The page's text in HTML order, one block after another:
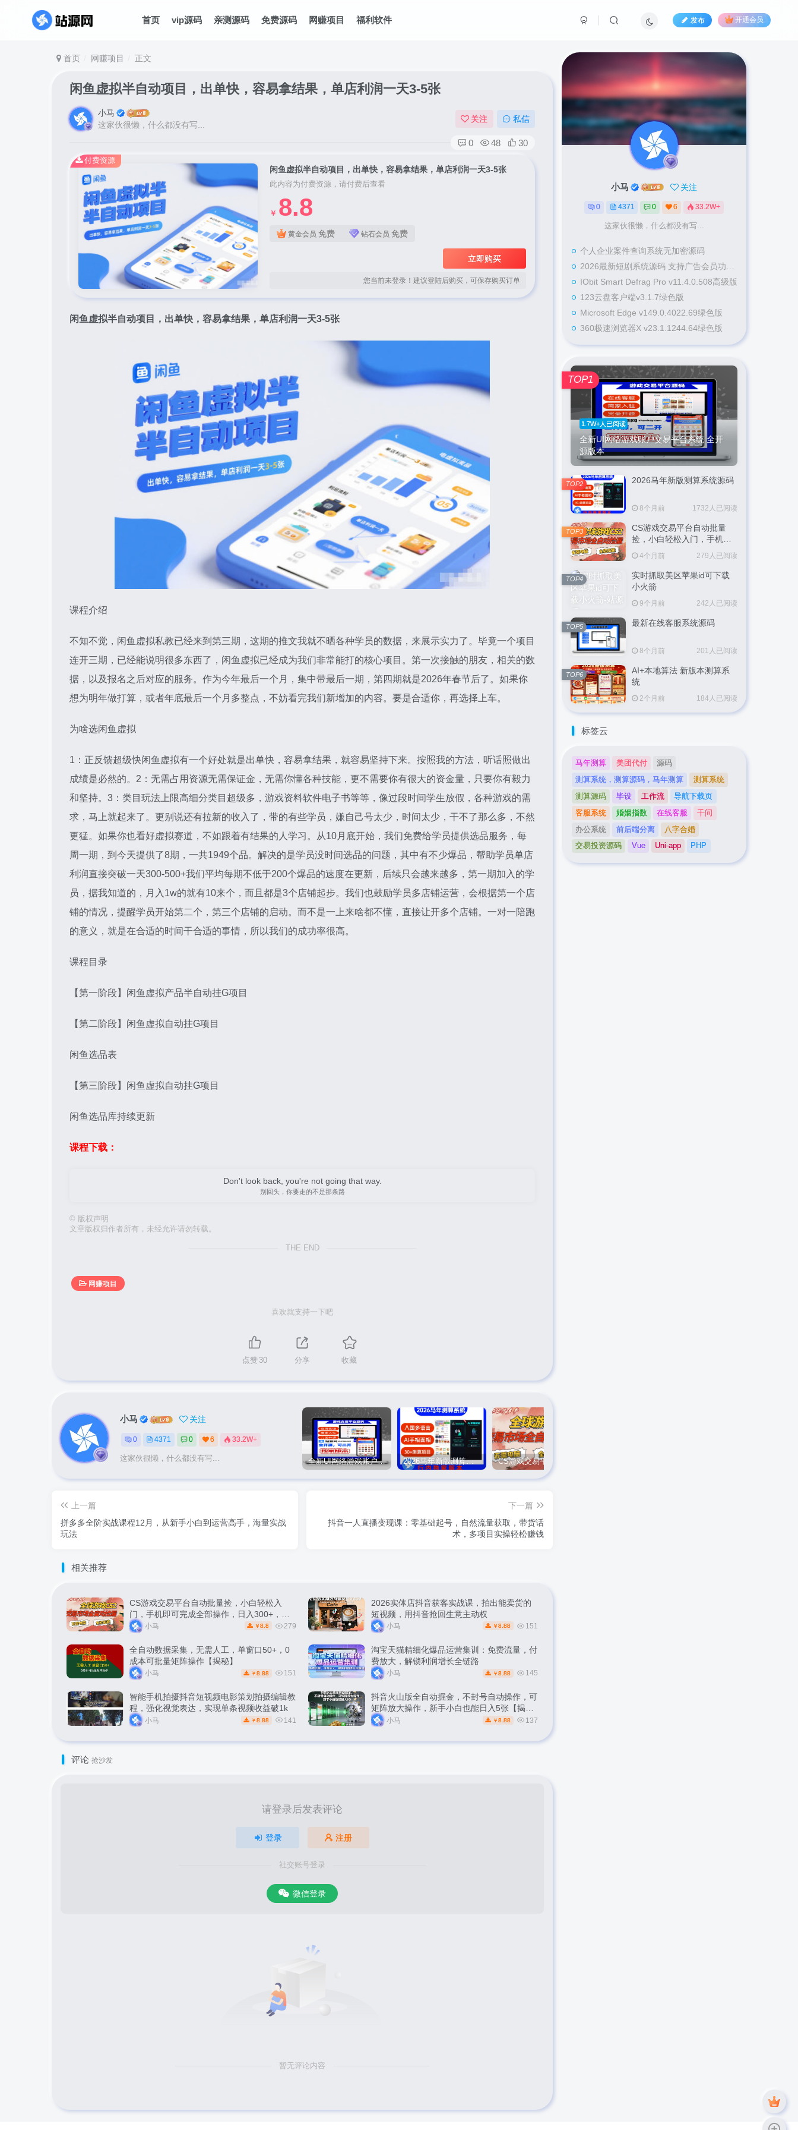
首页 vip源码 亲测源码 免费源码 网赚项目 福利软件 发布 开通会员
首页 网赚项目 正文
闲鱼虚拟半自动项目，出单快，容易拿结果，单店利润一天3-5张
小马
这家伙很懒，什么都没有写...
关注 私信
0 48 30
闲鱼虚拟半自动项目，出单快，容易拿结果，单店利润一天3-5张
此内容为付费资源，请付费后查看
￥ 8.8
黄金会员 免费 钻石会员 免费
立即购买
您当前未登录！建议登陆后购买，可保存购买订单
付费资源
闲鱼虚拟半自动项目，出单快，容易拿结果，单店利润一天3-5张
课程介绍
不知不觉，闲鱼虚拟私教已经来到第三期，这期的推文我就不晒各种学员的数据，来展示实力了。毕竟一个项目
连开三期，已经能说明很多东西了，闲鱼虚拟已经成为我们非常能打的核心项目。第一次接触的朋友，相关的数
据，以及报名之后对应的服务。作为今年最后一个月，集中带最后一期，第四期就是2026年春节后了。如果你
想为明年做打算，或者年底最后一个月多整点，不妨看完我们新增加的内容。要是合适你，再选择上车。
为啥选闲鱼虚拟
1：正反馈超级快闲鱼虚拟有一个好处就是出单快，容易拿结果，就容易坚持下来。按照我的方法，听话照做出
成绩是必然的。2：无需占用资源无需保证金，无需你懂各种技能，更不需要你有很大的资金量，只要你有毅力
和坚持。3：类目玩法上限高细分类目超级多，游戏资料软件电子书等等，像过段时间学生放假，各种游戏的需
求，马上就起来了。更别说还有拉新的收入了，带的有些学员，嫌自己号太少，时间太少，干不了那么多，不然
更猛。如果你也看好虚拟赛道，不如跟着有结果的人学习。从10月底开始，我们免费给学员提供选品服务，每
周一期，到今天提供了8期，一共1949个品。解决的是学员没时间选品的问题，其中有不少爆品，帮助学员单店
利润直接突破一天300-500+我们平均每期不低于200个爆品的速度在更新，后续只会越来越多，第一期加入的学
员，据我知道的，月入1w的就有10来个，而且都是3个店铺起步。我们也鼓励学员多店铺运营，会根据第一个店
铺的情况，提醒学员开始第二个，第三个店铺的启动。而不是一上来啥都不懂，直接让开多个店铺。一对一陪跑
的意义，就是在合适的时间干合适的事情，所以我们的成功率很高。
课程目录
【第一阶段】闲鱼虚拟产品半自动挂G项目
【第二阶段】闲鱼虚拟自动挂G项目
闲鱼选品表
【第三阶段】闲鱼虚拟自动挂G项目
闲鱼选品库持续更新
课程下载：
Don't look back, you're not going that way.
别回头，你要走的不是那条路
© 版权声明
文章版权归作者所有，未经允许请勿转载。
THE END
网赚项目
喜欢就支持一下吧
点赞 30 分享 收藏
小马 关注
0 4371 0 6 33.2W+
这家伙很懒，什么都没有写... 全新UI网络游戏账户交易平台系统 全开源版本 2026马年新版测算系统源码
上一篇
拼多多全阶实战课程12月，从新手小白到运营高手，海量实战
玩法
下一篇
抖音一人直播变现课：零基础起号，自然流量获取，带货话
术，多项目实操轻松赚钱
相关推荐
CS游戏交易平台自动批量捡，小白轻松入
门，手机即可完成全部操作，日入300+，轻
松副业【揭秘】
小马 ￥ 8.8 279
2026实体店抖音获客实战课，拍出能卖货的
短视频，用抖音抢回生意主动权
小马 ￥ 8.88 151
全自动数据采集，无需人工，单窗口50+，0
成本可批量矩阵操作【揭秘】
小马 ￥ 8.88 151
淘宝天猫精细化爆品运营集训：免费流量，付
费放大，解锁利润增长全链路
小马 ￥ 8.88 145
智能手机拍摄抖音短视频电影策划拍摄编辑教
程，强化视觉表达，实现单条视频收益破1k
小马 ￥ 8.88 141
抖音火山版全自动掘金，不封号自动操作，可
矩阵放大操作，新手小白也能日入5张【揭
秘】小马 ￥ 8.88 137
评论 抢沙发
请登录后发表评论
登录 注册
社交账号登录
微信登录
暂无评论内容
小马 关注
0 4371 0 6 33.2W+
这家伙很懒，什么都没有写...
个人企业案件查询系统无加密源码
2026最新短剧系统源码 支持广告会员功能齐全短剧源码
IObit Smart Defrag Pro v11.4.0.508高级版
123云盘客户端v3.1.7绿色版
Microsoft Edge v149.0.4022.69绿色版
360极速浏览器X v23.1.1244.64绿色版
1.7W+人已阅读
全新UI网络游戏账户交易平台系统 全开
源版本
TOP1
2026马年新版测算系统源码
8个月前 1732人已阅读
TOP2
CS游戏交易平台自动批量
捡，小白轻松入门，手机即
可完成全部操作，日入
300+，轻松副业【揭秘】
4个月前 279人已阅读
TOP3
实时抓取美区苹果id可下载
小火箭
9个月前 242人已阅读
TOP4
最新在线客服系统源码
8个月前 201人已阅读
TOP5
AI+本地算法 新版本测算系
统
2个月前 184人已阅读
TOP6
标签云
马年测算 美团代付
源码
测算系统，测算源码，马年测算
测算系统
测算源码
毕设 工作流
导航下载页
客服系统
婚姻指数 在线客服
千问
办公系统
前后端分离
八字合婚
交易投资源码
Vue Uni-app PHP